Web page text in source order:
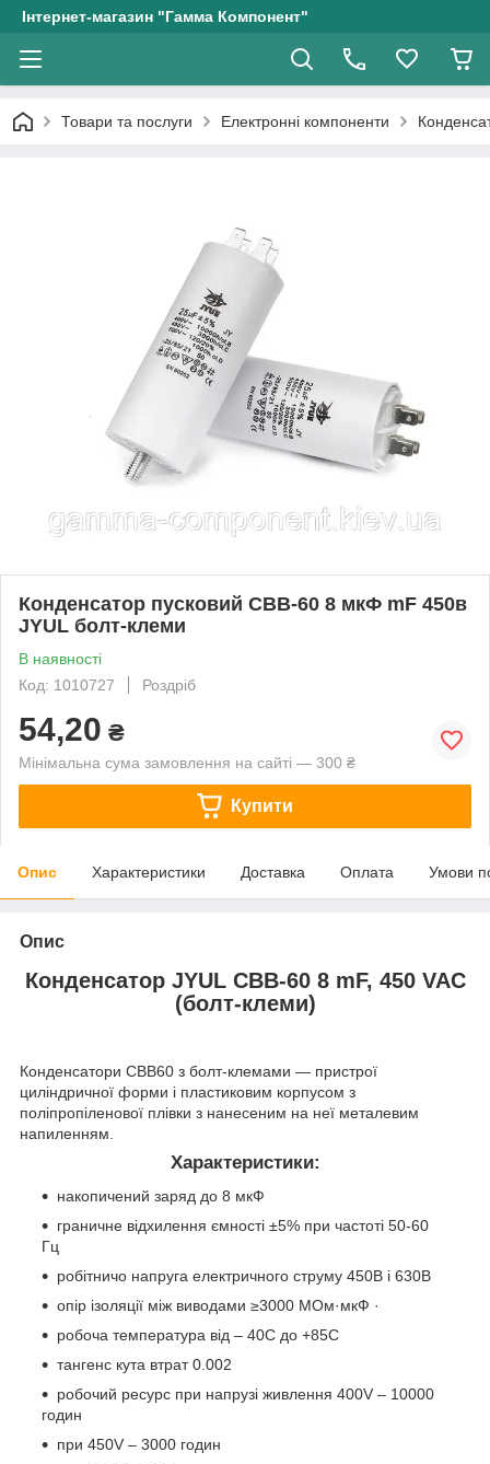
Інтернет-магазин "Гамма Компонент"
Товари та послуги Електронні компоненти
Конденсатор пусковий CBB-60 8 мкФ mF 450в
JYUL болт-клеми
В наявності
Код: 1010727
Роздріб
54,20 ₴
Мінімальна сума замовлення на сайті — 300 ₴
Купити
Опис Характеристики Доставка Оплата Умови
Опис
Конденсатор JYUL CBB-60 8 mF, 450 VAC
(болт-клеми)
Конденсатори СВВ60 з болт-клемами — пристрої
циліндричної форми і пластиковим корпусом з
поліпропіленової плівки з нанесеним на неї металевим
напиленням.
Характеристики:
накопичений заряд до 8 мкФ
граничне відхилення ємності ±5% при частоті 50-60
Гц
робітничо напруга електричного струму 450В і 630В
опір ізоляції між виводами ≥3000 МОм·мкФ ·
робоча температура від – 40С до +85С
тангенс кута втрат 0.002
робочий ресурс при напрузі живлення 400V – 10000
годин
при 450V – 3000 годин